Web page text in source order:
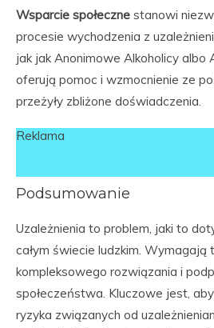
Wsparcie społeczne stanowi
procesie wychodzenia z
jak jak Anonimowe Alkoholicy albo
oferują pomoc i wzmocnienie ze
przeżyły zbliżone doświadczenia.
Reklama
Podsumowanie
Uzależnienia to problem, jaki to
całym świecie ludzkim. Wymagają
kompleksowego rozwiązania i
społeczeństwa. Kluczowe jest,
ryzyka związanych od